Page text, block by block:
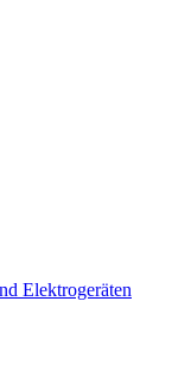
Elektrogeräten